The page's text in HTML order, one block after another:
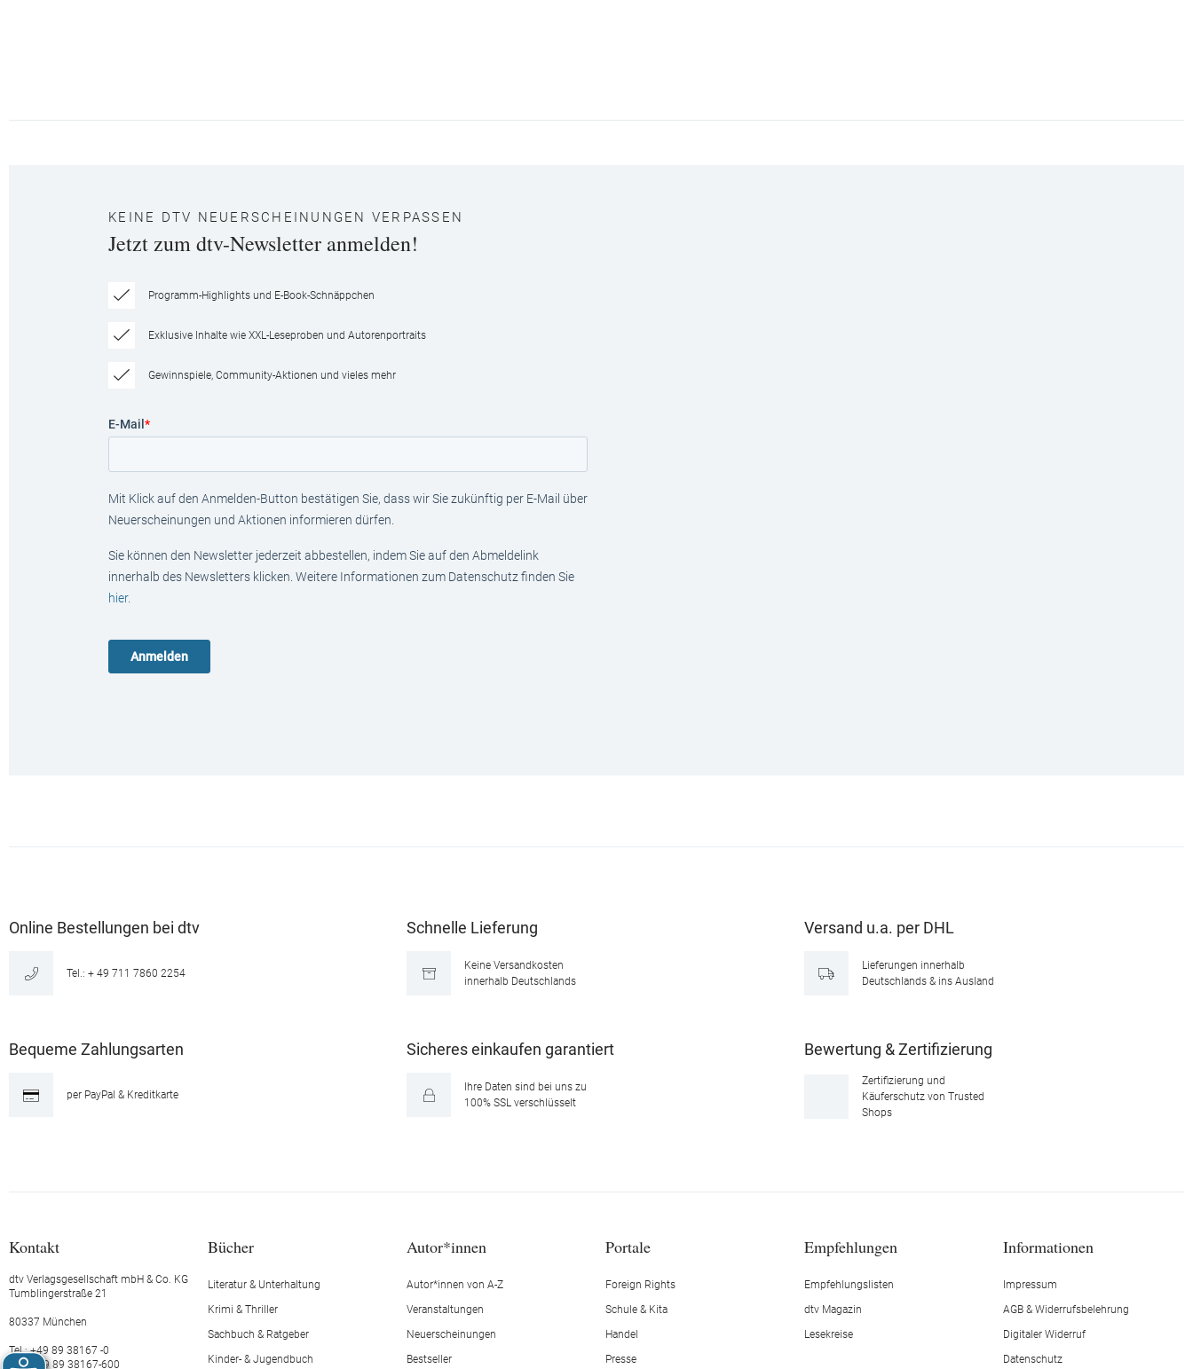
KEINE DTV NEUERSCHEINUNGEN VERPASSEN
Jetzt zum dtv-Newsletter anmelden!
Programm-Highlights und E-Book-Schnäppchen
Exklusive Inhalte wie XXL-Leseproben und Autorenportraits
Gewinnspiele, Community-Aktionen und vieles mehr
E-Mail *
Mit Klick auf den Anmelden-Button bestätigen Sie, dass wir Sie zukünftig per E-Mail über
Neuerscheinungen und Aktionen informieren dürfen.
Sie können den Newsletter jederzeit abbestellen, indem Sie auf den Abmeldelink
innerhalb des Newsletters klicken. Weitere Informationen zum Datenschutz finden Sie
hier.
Online Bestellungen bei dtv
Tel.: + 49 711 7860 2254
Schnelle Lieferung
Keine Versandkosten
innerhalb Deutschlands
Versand u.a. per DHL
Lieferungen innerhalb
Deutschlands & ins Ausland
Bequeme Zahlungsarten
per PayPal & Kreditkarte
Sicheres einkaufen garantiert
Ihre Daten sind bei uns zu
100% SSL verschlüsselt
Bewertung & Zertifizierung
Zertifizierung und
Käuferschutz von Trusted
Shops
Kontakt
dtv Verlagsgesellschaft mbH & Co. KG
Tumblingerstraße 21
80337 München
Tel.: +49 89 38167 -0
Fax: +49 89 38167-600
Bücher
Literatur & Unterhaltung
Krimi & Thriller
Sachbuch & Ratgeber
Kinder- & Jugendbuch
Autor*innen
Autor*innen von A-Z
Veranstaltungen
Neuerscheinungen
Bestseller
Portale
Foreign Rights
Schule & Kita
Handel
Presse
Empfehlungen
Empfehlungslisten
dtv Magazin
Lesekreise
Informationen
Impressum
AGB & Widerrufsbelehrung
Digitaler Widerruf
Datenschutz